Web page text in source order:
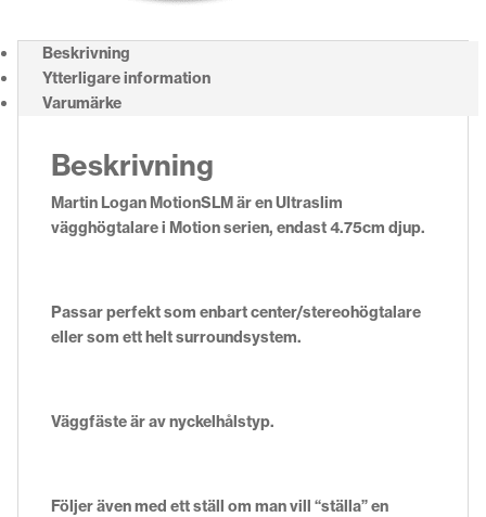
Beskrivning
Ytterligare information
Varumärke
Beskrivning
Martin Logan MotionSLM är en Ultraslim
vägghögtalare i Motion serien, endast 4.75cm djup.
Passar perfekt som enbart center/stereohögtalare
eller som ett helt surroundsystem.
Väggfäste är av nyckelhålstyp.
Följer även med ett ställ om man vill “ställa” en